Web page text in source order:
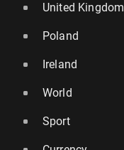
United Kingdom
Poland
Ireland
World
Sport